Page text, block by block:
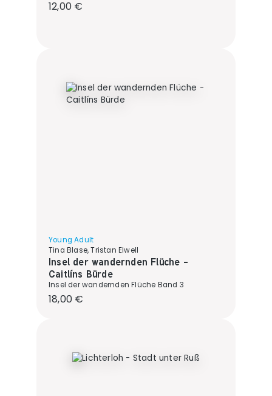
Regulärer Preis:
12,00 €
Young Adult
Tina Blase, Tristan Elwell
Insel der wandernden Flüche -
Caitlíns Bürde
Insel der wandernden Flüche Band 3
Regulärer Preis:
18,00 €